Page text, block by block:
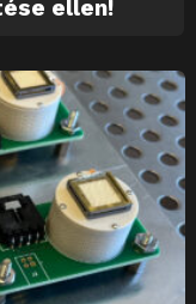
ellen!